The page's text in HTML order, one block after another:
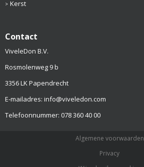
Kerst
Contact
ViveleDon B.V.
Rosmolenweg 9 b
3356 LK Papendrecht
E-mailadres: info@viveledon.com
Telefoonnummer: 078 360 40 00
Algemene voorwaarden
Privacy